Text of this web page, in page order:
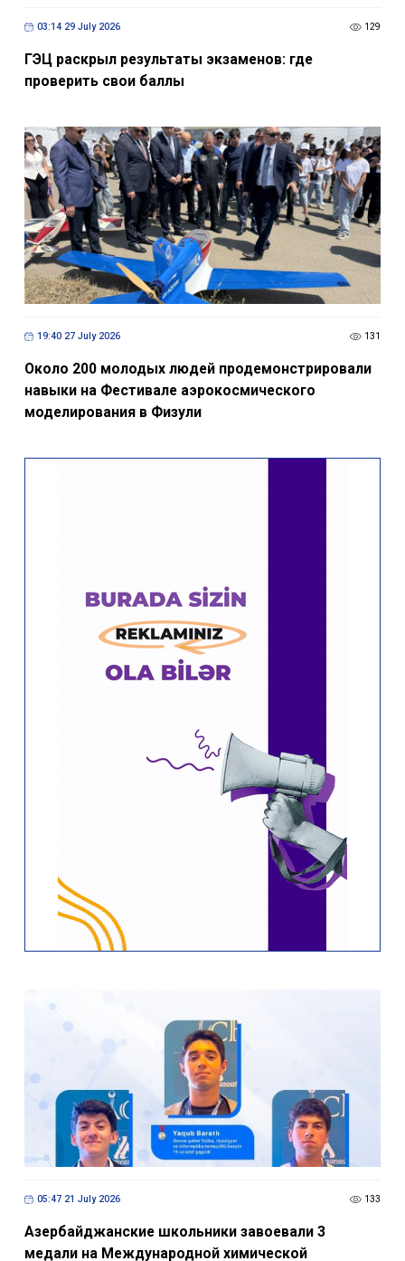
03:14 29 July 2026 129
ГЭЦ раскрыл результаты экзаменов: где
проверить свои баллы
19:40 27 July 2026 131
Около 200 молодых людей продемонстрировали
навыки на Фестивале аэрокосмического
моделирования в Физули
05:47 21 July 2026 133
Азербайджанские школьники завоевали 3
медали на Международной химической